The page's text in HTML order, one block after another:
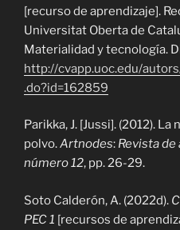
[recurso de aprendizaje].
Universitat Oberta de
Materialidad y tecnología.
http://cvapp.uoc.edu/
.do?id=162859
Parikka, J. [Jussi]. (2012).
polvo.Artnodes: Revista
número 12, pp. 26-29.
Soto Calderón, A. (2022d).
PEC 1 [recursos de